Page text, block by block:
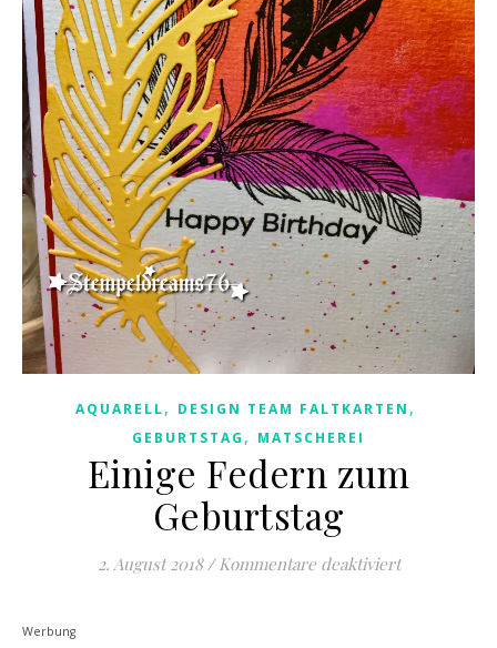
AQUARELL, DESIGN TEAM FALTKARTEN ,
GEBURTSTAG , MATSCHEREI
Einige Federn zum
Geburtstag
2. August 2018 / Kommentare deaktiviertfür Einige
Werbung